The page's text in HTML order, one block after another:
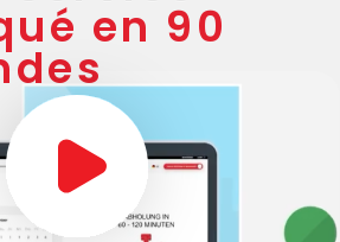
service
en 90